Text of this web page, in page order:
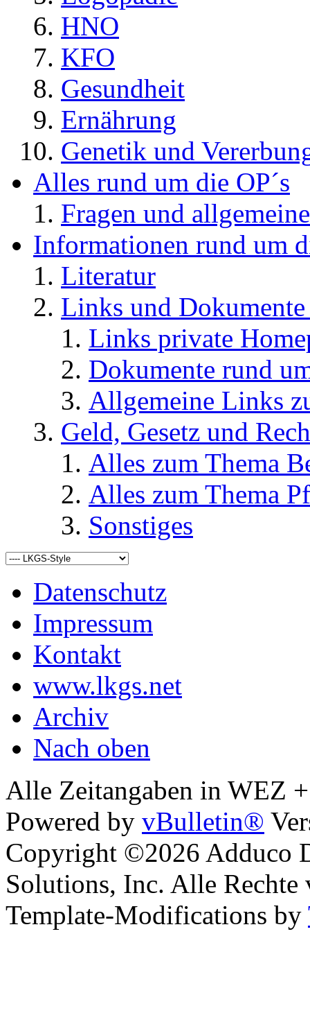
HNO
KFO
Gesundheit
Ernährung
Genetik und
Alles rund um die OP´s
Fragen und
Informationen rund um
Literatur
Links und
Links private
Dokumente rund
Allgemeine Links
Geld, Gesetz und
Alles zum Thema
Alles zum Thema
Sonstiges
Datenschutz
Impressum
Kontakt
www.lkgs.net
Archiv
Nach oben
Alle Zeitangaben in WEZ
Powered by vBulletin®
Copyright ©2026 Adduco
Solutions, Inc. Alle Rechte
Template-Modifications by